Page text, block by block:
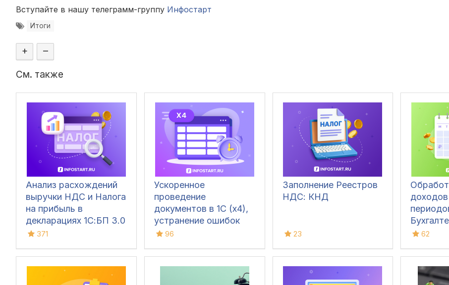
Вступайте в нашу телеграмм-группу Инфостарт
Итоги
+ –
См. также
Анализ расхождений
выручки НДС и Налога
на прибыль в
декларациях 1С:БП 3.0
ПРОФ и КОРП/КА 2.5/
371
Ускоренное
проведение
документов в 1С (x4),
устранение ошибок
60/62 счетов и зачет
3.0)
96
Заполнение Реестров
НДС: КНД
23 62